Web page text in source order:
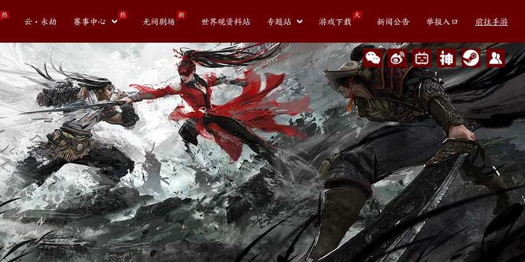
热
云・永劫 赛事中心
热
无间剧场
新
世界观资料站 专题站 游戏下载
火
新闻公告 举报入口 前往手游